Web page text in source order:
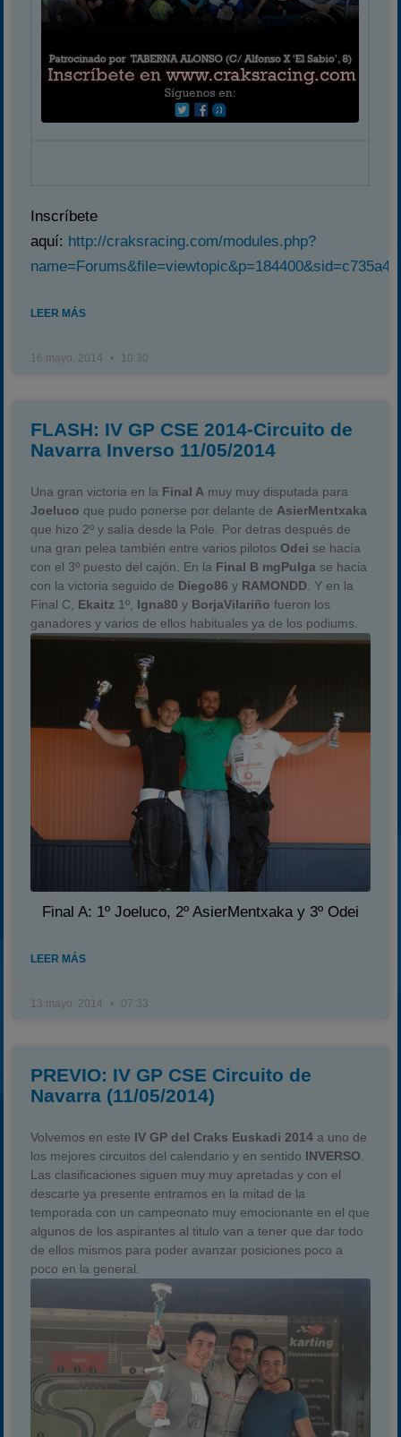
Inscríbete
aquí: http://craksracing.com/modules.php?
LEER MÁS
16 mayo, 2014 10:30
FLASH: IV GP CSE 2014-Circuito de
Navarra Inverso 11/05/2014
Una gran victoria en la Final A muy muy disputada para
Joeluco que pudo ponerse por delante de AsierMentxaka
que hizo 2º y salía desde la Pole. Por detras después de
una gran pelea también entre varios pilotosOdeise hacía
con el 3º puesto del cajón. En la Final B mgPulga se hacia
con la victoria seguido de Diego86y RAMONDD . Y en la
Final C, Ekaitz 1º, Igna80y BorjaVilariñofueron los
ganadores y varios de ellos habituales ya de los podiums.
Final A: 1º Joeluco, 2º AsierMentxaka y 3º Odei
LEER MÁS
13 mayo, 2014 07:33
PREVIO: IV GP CSE Circuito de
Navarra (11/05/2014)
Volvemos en este IV GP del Craks Euskadi 2014 a uno de
los mejores circuitos del calendario y en sentido INVERSO
Las clasificaciones siguen muy muy apretadas y con el
descarte ya presente entramos en la mitad de la
temporada con un campeonato muy emocionante en el que
algunos de los aspirantes al titulo van a tener que dar todo
de ellos mismos para poder avanzar posiciones poco a
poco en la general.